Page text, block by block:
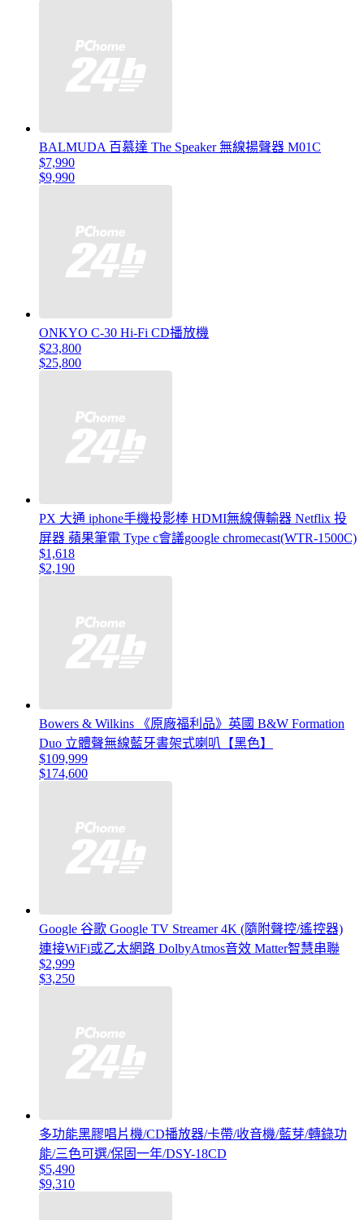
BALMUDA 百慕達 The Speaker 無線揚聲器 M01C
$7,990
$9,990
ONKYO C-30 Hi-Fi CD播放機
$23,800
$25,800
PX 大通 iphone手機投影棒 HDMI無線傳輸器 Netflix 投
屏器 蘋果筆電 Type c會議google chromecast(WTR-1500C)
$1,618
$2,190
Bowers & Wilkins 《原廠福利品》英國 B&W Formation
Duo 立體聲無線藍牙書架式喇叭【黑色】
$109,999
$174,600
Google 谷歌 Google TV Streamer 4K (隨附聲控/遙控器)
連接WiFi或乙太網路 DolbyAtmos音效 Matter智慧串聯
$2,999
$3,250
多功能黑膠唱片機/CD播放器/卡帶/收音機/藍芽/轉錄功
能/三色可選/保固一年/DSY-18CD
$5,490
$9,310